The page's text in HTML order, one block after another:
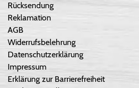
Rücksendung
Reklamation
AGB
Widerrufsbelehrung
Datenschutzerklärung
Impressum
Erklärung zur Barrierefreiheit